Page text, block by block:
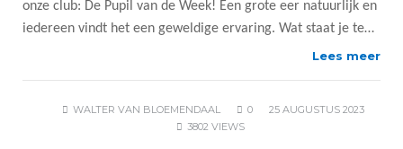
onze club: De Pupil van de Week! Een grote eer natuurlijk en
iedereen vindt het een geweldige ervaring. Wat staat je te…
Lees meer
WALTER VAN BLOEMENDAAL 0
25 AUGUSTUS 2023
3802 VIEWS